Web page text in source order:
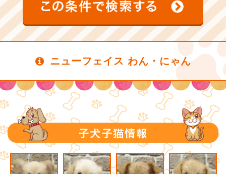
ニューフェイス わん・にゃん